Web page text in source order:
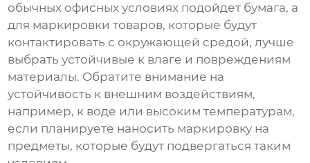
обычных офисных условиях подойдет бумага, а
для маркировки товаров, которые будут
контактировать с окружающей средой, лучше
выбрать устойчивые к влаге и повреждениям
материалы. Обратите внимание на
устойчивость к внешним воздействиям,
например, к воде или высоким температурам,
если планируете наносить маркировку на
предметы, которые будут подвергаться таким